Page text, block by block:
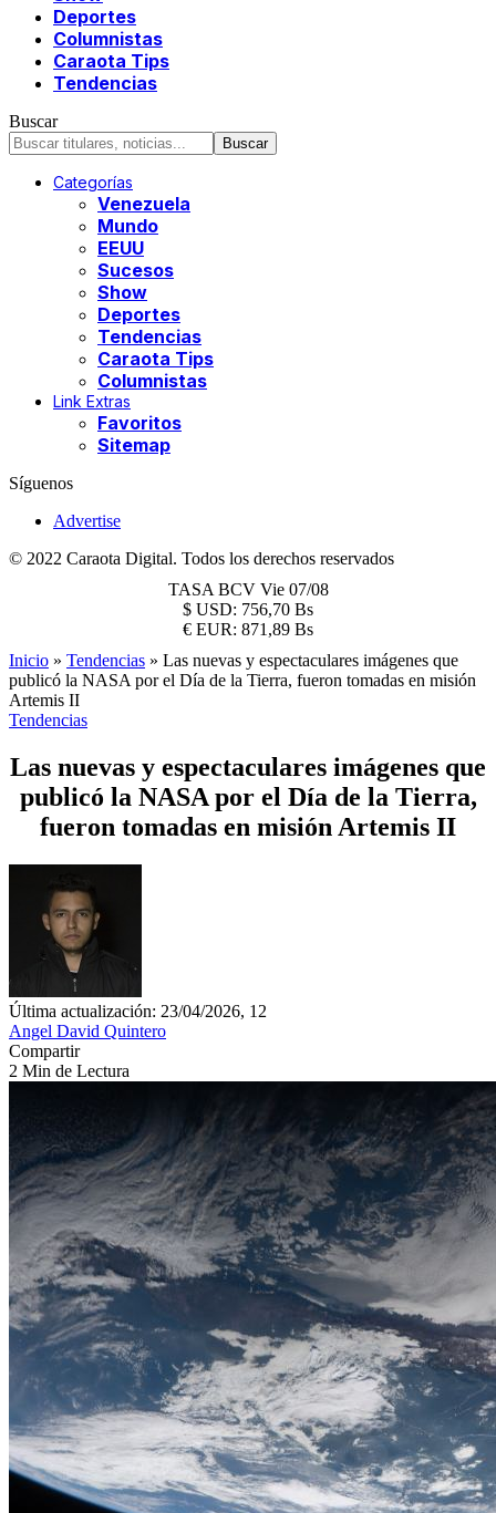
Deportes
Columnistas
Caraota Tips
Tendencias
Buscar
Categorías
Venezuela
Mundo
EEUU
Sucesos
Show
Deportes
Tendencias
Caraota Tips
Columnistas
Link Extras
Favoritos
Sitemap
Síguenos
Advertise
© 2022 Caraota Digital. Todos los derechos reservados
TASA BCV Vie 07/08
$ USD: 756,70 Bs
€ EUR: 871,89 Bs
Inicio » Tendencias » Las nuevas y espectaculares imágenes que
publicó la NASA por el Día de la Tierra, fueron tomadas en misión
Artemis II
Tendencias
Las nuevas y espectaculares imágenes que
publicó la NASA por el Día de la Tierra,
fueron tomadas en misión Artemis II
Última actualización: 23/04/2026, 12
Angel David Quintero
Compartir
2 Min de Lectura